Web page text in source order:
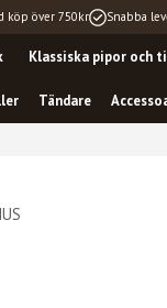
köp över 750kr Snabba
Klassiska pipor och
Tändare